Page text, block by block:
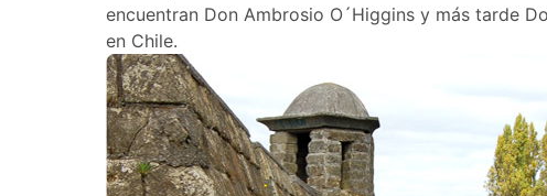
encuentran Don Ambrosio O´Higgins y más tarde
en Chile.